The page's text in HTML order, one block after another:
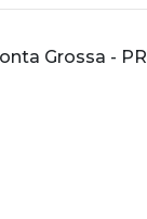
Grossa -